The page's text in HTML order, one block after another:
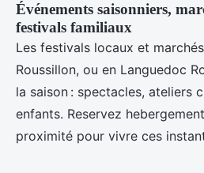
Événements saisonniers,
festivals familiaux
Les festivals locaux et
Roussillon, ou en Languedoc
la saison : spectacles, ateliers
enfants. Reservez
proximité pour vivre ces